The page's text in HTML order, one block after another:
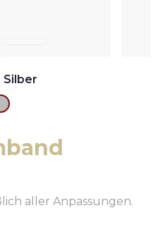
aller Anpassungen.
Silber